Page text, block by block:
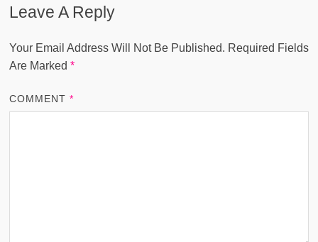
Leave A Reply
Your Email Address Will Not Be Published. Required Fields
Are Marked *
COMMENT*